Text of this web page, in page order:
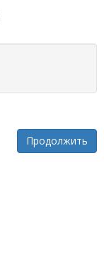
Продолжить